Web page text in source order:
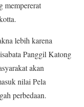
mempererat
lebih karena
Panggil Katong
akan
nilai Pela
perbedaan.